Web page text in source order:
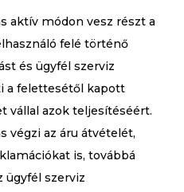
aktív módon vesz részt a
felé történő
és ügyfél szerviz
a felettesétől kapott
vállal azok teljesítéséért.
végzi az áru átvételét,
is, továbbá
ügyfél szerviz